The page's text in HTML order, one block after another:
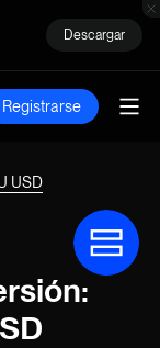
Descargar
Registrarse
USD